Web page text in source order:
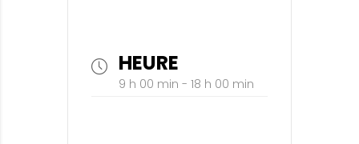
HEURE
9 h 00 min - 18 h 00 min